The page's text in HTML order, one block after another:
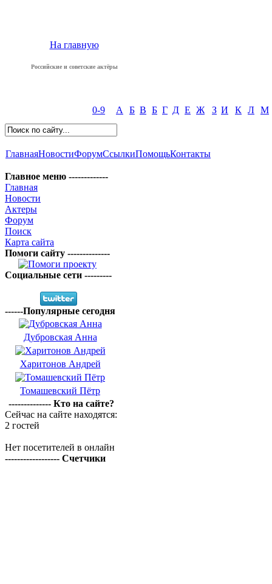
На главную
Российские и советские актёры
0-9 А Б В Б Г Д Е Ж З И К Л М
ГлавнаяНовостиФорумСсылкиПомощьКонтакты
Главное меню -------------
Главная
Новости
Актеры
Форум
Поиск
Карта сайта
Помоги сайту --------------
Социальные сети ---------
------Популярные сегодня
Дубровская Анна
Харитонов Андрей
Томашевский Пётр
-------------- Кто на сайте?
Сейчас на сайте находятся:
2 гостей
Нет посетителей в онлайн
------------------ Счетчики